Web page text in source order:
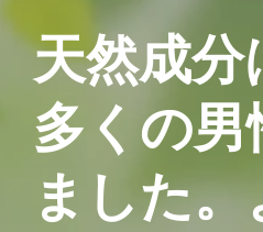
天然成分
多くの男
ました